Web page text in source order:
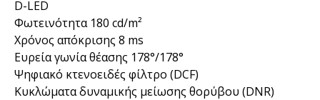
D-LED
Φωτεινότητα 180 cd/m²
Χρόνος απόκρισης 8 ms
Ευρεία γωνία θέασης 178°/178°
Ψηφιακό κτενοειδές φίλτρο (DCF)
Κυκλώματα δυναμικής μείωσης θορύβου (DNR)